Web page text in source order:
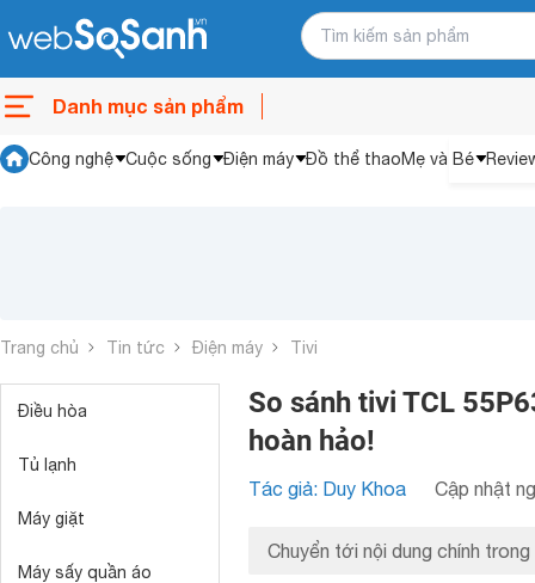
Danh mục sản phẩm
Công nghệ Cuộc sống Điện máy Đồ thể thaoMẹ và Bé
Trang chủ Tin tức Điện máy Tivi
Điều hòa
Tủ lạnh
Máy giặt
Máy sấy quần áo
So sánh tivi TCL
hoàn hảo!
Tác giả: Duy Khoa Cập nhật
Chuyển tới nội dung chính trong